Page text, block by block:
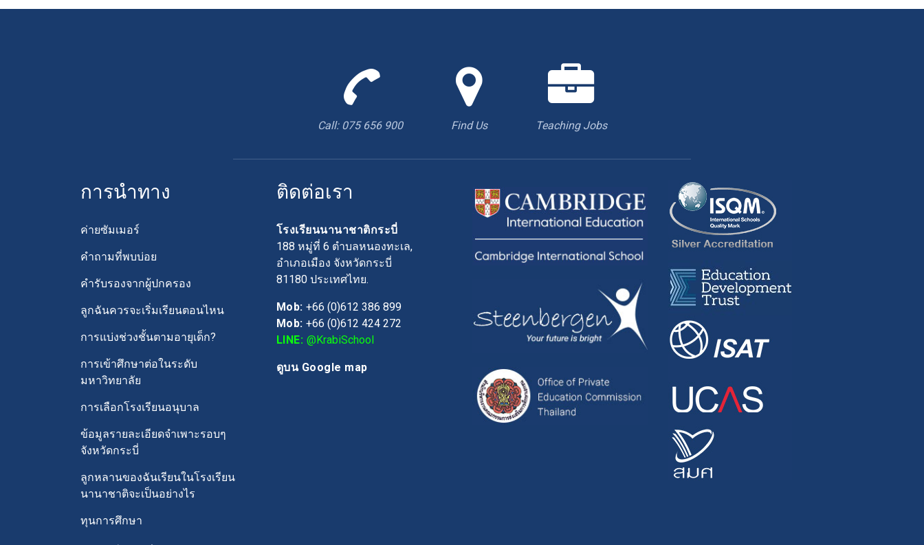
Call: 075 656 900 Find Us
GoogleTeaching Jobs
การนำทาง
ค่ายซัมเมอร์
คำถามที่พบบ่อย
คำรับรองจากผู้ปกครอง
ลูกฉันควรจะเริ่มเรียนตอนไหน
การแบ่งช่วงชั้นตามอายุเด็ก?
การเข้าศึกษาต่อในระดับ
มหาวิทยาลัย
การเลือกโรงเรียนอนุบาล
ข้อมูลรายละเอียดจำเพาะรอบๆ
จังหวัดกระบี่
ลูกหลานของฉันเรียนในโรงเรียน
นานาชาติจะเป็นอย่างไร
ทุนการศึกษา
ติดต่อเรา
โรงเรียนนานาชาติกระบี่
188 หมู่ที่ 6 ตำบลหนองทะเล,
อำเภอเมือง จังหวัดกระบี่
81180 ประเทศไทย.
Mob: +66 (0)612 386 899
Mob: +66 (0)612 424 272
LINE: @KrabiSchool
ดูบน Google map